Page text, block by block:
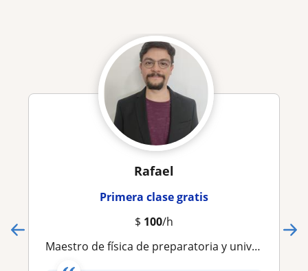
Rafael
Primera clase gratis
$ 100/h
Maestro de física de preparatoria y universidad con experiencia en clases en línea para adultos